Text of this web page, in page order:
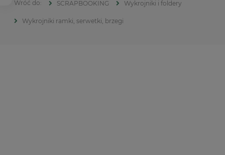
SCRAPBOOKING Wykrojniki i foldery
Wykrojniki ramki, serwetki, brzegi